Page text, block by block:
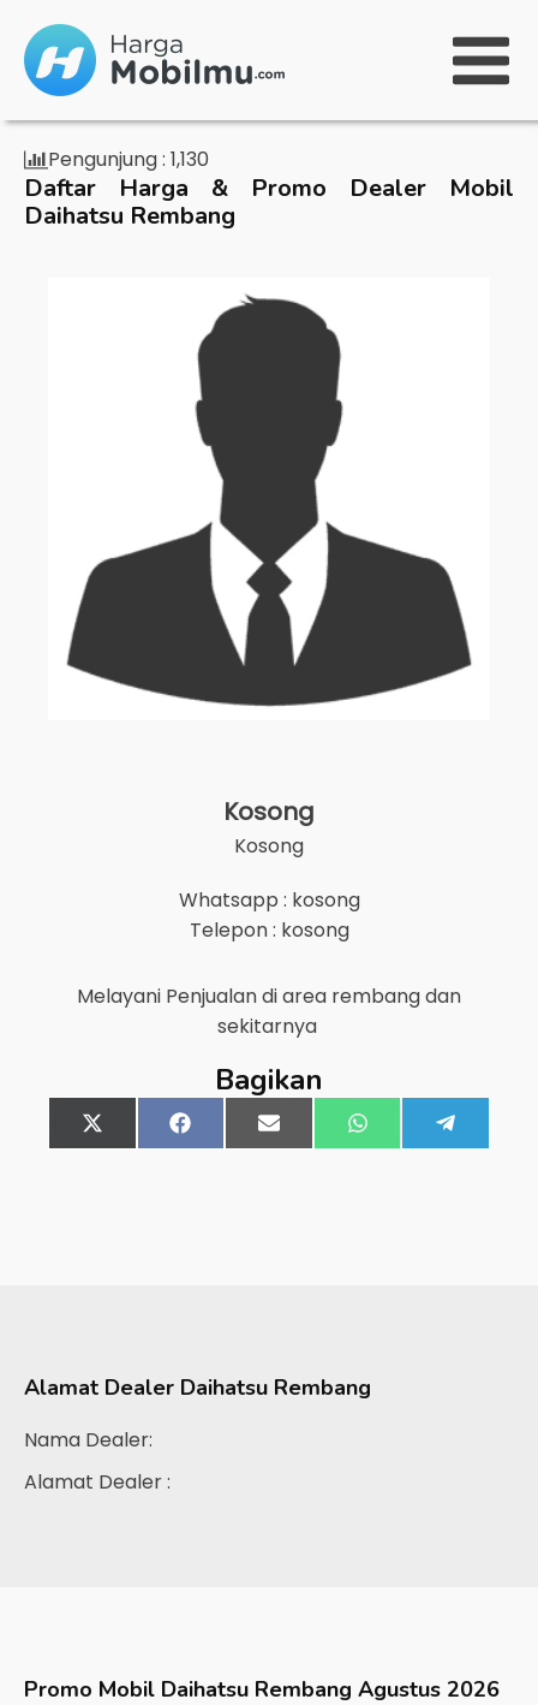
Pengunjung : 1,130
Daftar Harga & Promo Dealer Mobil
Daihatsu Rembang
Kosong
Kosong
Whatsapp : kosong
Telepon : kosong
Melayani Penjualan di area rembangdan
sekitarnya
Bagikan
Share
on
X
(Twitter)
Share
on
FacebookShare
on
Email Share
on
WhatsApp
on
Alamat Dealer Daihatsu Rembang
Nama Dealer:
Alamat Dealer :
Promo Mobil Daihatsu Rembang Agustus 2026